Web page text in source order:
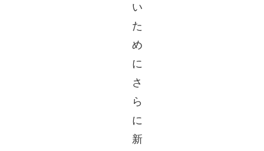
い
た
め
に
さ
ら
に
新